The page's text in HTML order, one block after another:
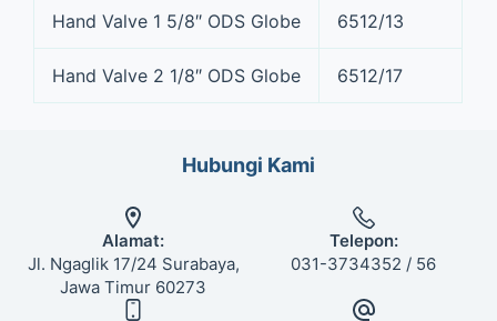
Hand Valve 1 5/8″ ODS Globe 6512/13
Hand Valve 2 1/8″ ODS Globe 6512/17
Hubungi Kami
Alamat:
Jl. Ngaglik 17/24 Surabaya,
Jawa Timur 60273
Telepon:
031-3734352 / 56